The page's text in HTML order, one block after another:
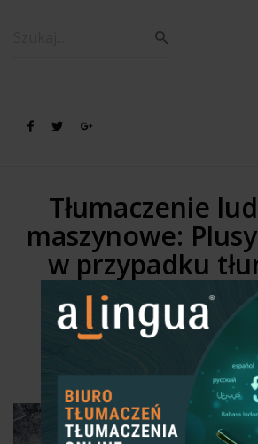
Tłumaczenie
maszynowe:
w przypadku
Strona główna/Biuro